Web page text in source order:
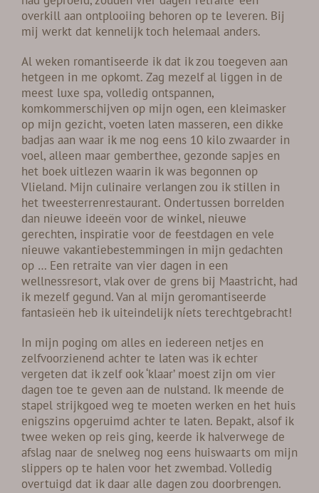
RESERVEREN
Zoeken
naar:
overkill aan ontplooiing behoren op te leveren. Bij
mij werkt dat kennelijk toch helemaal anders.
Al weken romantiseerde ik dat ik zou toegeven aan
hetgeen in me opkomt. Zag mezelf al liggen in de
meest luxe spa, volledig ontspannen,
komkommerschijven op mijn ogen, een kleimasker
op mijn gezicht, voeten laten masseren, een dikke
badjas aan waar ik me nog eens 10 kilo zwaarder in
voel, alleen maar gemberthee, gezonde sapjes en
het boek uitlezen waarin ik was begonnen op
Vlieland. Mijn culinaire verlangen zou ik stillen in
het tweesterrenrestaurant. Ondertussen borrelden
dan nieuwe ideeën voor de winkel, nieuwe
gerechten, inspiratie voor de feestdagen en vele
nieuwe vakantiebestemmingen in mijn gedachten
op … Een retraite van vier dagen in een
wellnessresort, vlak over de grens bij Maastricht, had
ik mezelf gegund. Van al mijn geromantiseerde
fantasieën heb ik uiteindelijk níets terechtgebracht!
In mijn poging om alles en iedereen netjes en
zelfvoorzienend achter te laten was ik echter
vergeten dat ik zelf ook ‘klaar’ moest zijn om vier
dagen toe te geven aan de nulstand. Ik meende de
stapel strijkgoed weg te moeten werken en het huis
enigszins opgeruimd achter te laten. Bepakt, alsof ik
twee weken op reis ging, keerde ik halverwege de
afslag naar de snelweg nog eens huiswaarts om mijn
slippers op te halen voor het zwembad. Volledig
overtuigd dat ik daar alle dagen zou doorbrengen.